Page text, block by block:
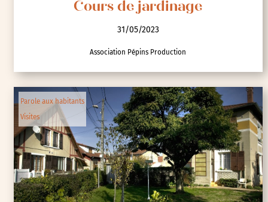
Cours de jardinage
31/05/2023
Association Pépins Production
Parole aux habitants
Visites